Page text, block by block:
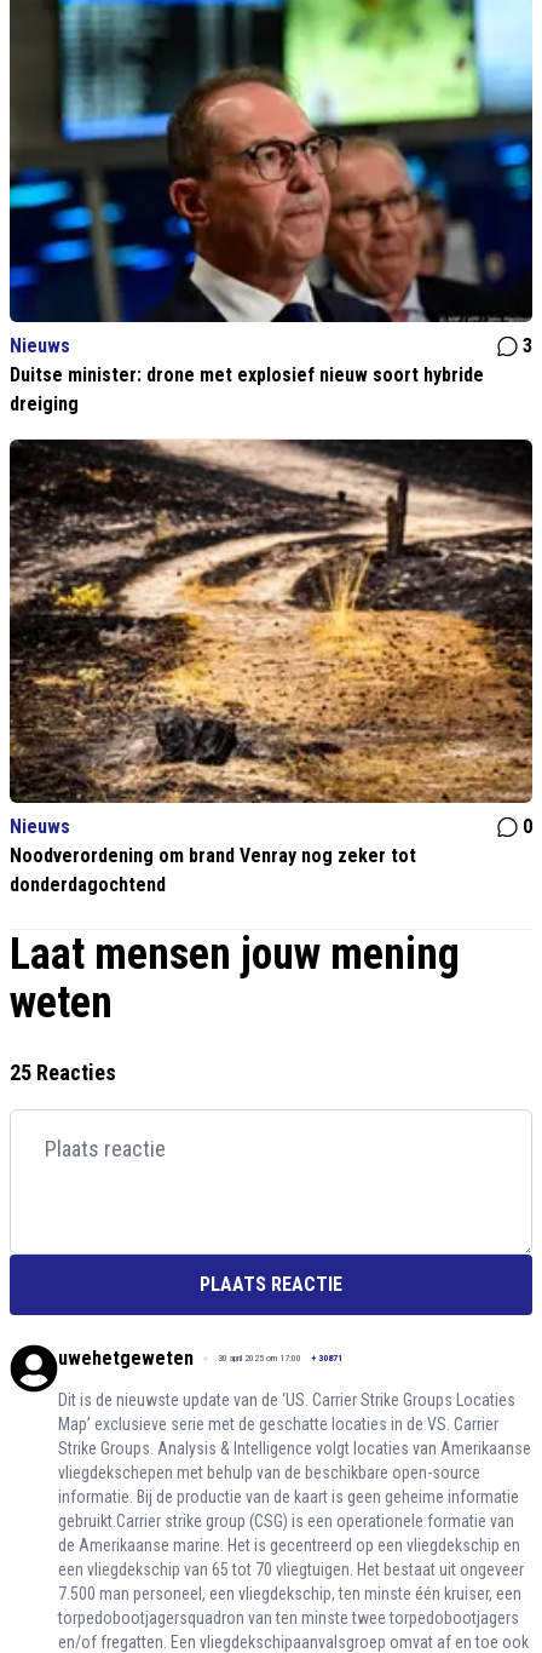
Nieuws
3
Duitse minister: drone met explosief nieuw soort hybride
dreiging
Nieuws
0
Noodverordening om brand Venray nog zeker tot
donderdagochtend
Laat mensen jouw mening
weten
25 Reacties
PLAATS REACTIE
uwehetgeweten 30 april 2025 om 17:00 + 30871
Dit is de nieuwste update van de ‘US. Carrier Strike Groups Locaties
Map’ exclusieve serie met de geschatte locaties in de VS. Carrier
Strike Groups. Analysis & Intelligence volgt locaties van Amerikaanse
vliegdekschepen met behulp van de beschikbare open-source
informatie. Bij de productie van de kaart is geen geheime informatie
gebruikt.Carrier strike group (CSG) is een operationele formatie van
de Amerikaanse marine. Het is gecentreerd op een vliegdekschip en
een vliegdekschip van 65 tot 70 vliegtuigen. Het bestaat uit ongeveer
7.500 man personeel, een vliegdekschip, ten minste één kruiser, een
torpedobootjagersquadron van ten minste twee torpedobootjagers
en/of fregatten. Een vliegdekschipaanvalsgroep omvat af en toe ook